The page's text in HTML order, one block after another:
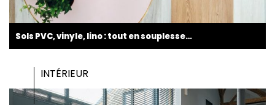
Sols PVC, vinyle, lino : tout en souplesse…
INTÉRIEUR